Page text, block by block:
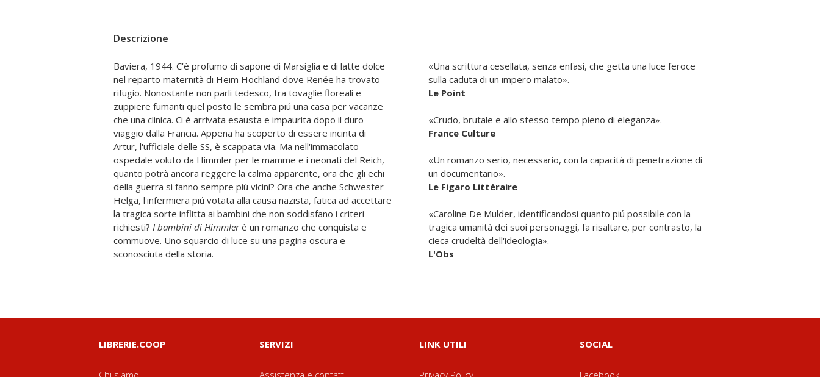
Descrizione
Baviera, 1944. C'è profumo di sapone di Marsiglia e di latte dolce
nel reparto maternità di Heim Hochland dove Renée ha trovato
rifugio. Nonostante non parli tedesco, tra tovaglie floreali e
zuppiere fumanti quel posto le sembra piú una casa per vacanze
che una clinica. Ci è arrivata esausta e impaurita dopo il duro
viaggio dalla Francia. Appena ha scoperto di essere incinta di
Artur, l'ufficiale delle SS, è scappata via. Ma nell'immacolato
ospedale voluto da Himmler per le mamme e i neonati del Reich,
quanto potrà ancora reggere la calma apparente, ora che gli echi
della guerra si fanno sempre piú vicini? Ora che anche Schwester
Helga, l'infermiera piú votata alla causa nazista, fatica ad accettare
la tragica sorte inflitta ai bambini che non soddisfano i criteri
richiesti? I bambini di Himmlerè un romanzo che conquista e
commuove. Uno squarcio di luce su una pagina oscura e
sconosciuta della storia.
«Una scrittura cesellata, senza enfasi, che getta una luce feroce
sulla caduta di un impero malato».
Le Point
«Crudo, brutale e allo stesso tempo pieno di eleganza».
France Culture
«Un romanzo serio, necessario, con la capacità di penetrazione di
un documentario».
Le Figaro Littéraire
«Caroline De Mulder, identificandosi quanto piú possibile con la
tragica umanità dei suoi personaggi, fa risaltare, per contrasto, la
cieca crudeltà dell'ideologia».
L'Obs
LIBRERIE.COOP
Chi siamo
SERVIZI
Assistenza e contatti
LINK UTILI
Privacy Policy
SOCIAL
Facebook